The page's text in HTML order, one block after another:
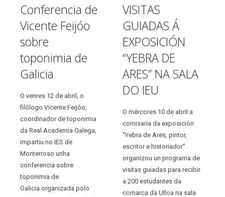
Pambre (Palas de...
Conferencia de
Vicente Feijóo
sobre
toponimia de
Galicia
O venres 12 de abril, o
filólogo Vicente Feijóo,
coordinador de toponimia
da Real Academia Galega,
impartiu no IES de
Monterroso unha
conferencia sobre
toponimia de
Galicia organizada polo
VISITAS
GUIADAS Á
EXPOSICIÓN
“YEBRA DE
ARES” NA SALA
DO IEU
O mércores 10 de abril a
comisaria da exposición
“Yebra de Ares, pintor,
escritor e historiador”
organizou un programa de
visitas guiadas para recibir
a 200 estudantes da
comarca da Ulloa na sala